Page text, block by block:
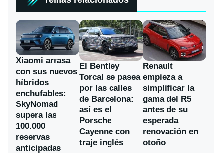
Xiaomi arrasa
con sus nuevos
híbridos
enchufables:
SkyNomad
supera las
100.000
reservas
anticipadas
El Bentley
Torcal se pasea
por las calles
de Barcelona:
así es el
Porsche
Cayenne con
traje inglés
Renault
empieza a
simplificar la
gama del R5
antes de su
esperada
renovación en
otoño